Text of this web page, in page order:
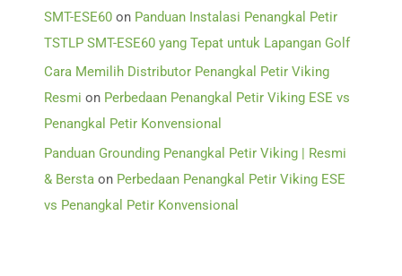
SMT-ESE60 on Panduan Instalasi Penangkal Petir
TSTLP SMT-ESE60 yang Tepat untuk Lapangan Golf
Cara Memilih Distributor Penangkal Petir Viking
Resmi on Perbedaan Penangkal Petir Viking ESE vs
Penangkal Petir Konvensional
Panduan Grounding Penangkal Petir Viking | Resmi
& Bersta on Perbedaan Penangkal Petir Viking ESE
vs Penangkal Petir Konvensional